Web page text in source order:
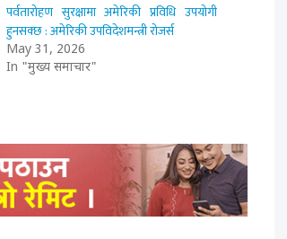
पर्वतारोहण सुरक्षामा अमेरिकी प्रविधि उपयोगी
हुनसक्छ : अमेरिकी उपविदेशमन्त्री रोजर्स
May 31, 2026
In "मुख्य समाचार"